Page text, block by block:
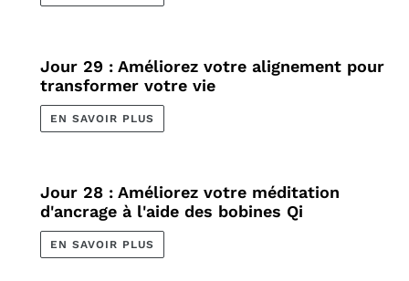
Jour 29 : Améliorez votre alignement pour
transformer votre vie
EN SAVOIR PLUS
Jour 28 : Améliorez votre méditation
d'ancrage à l'aide des bobines Qi
EN SAVOIR PLUS